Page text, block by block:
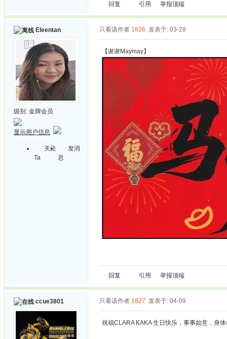
回复 引用 举报顶端
Eleentan
级别: 金牌会员
显示用户信息
关注
Ta
发消
息
只看该作者 1826 发表于: 03-28
【谢谢Maymay】
回复 引用 举报顶端
ccue3801 只看该作者 1827 发表于: 04-09
祝福CLARA KAKA 生日快乐，事事如意，身